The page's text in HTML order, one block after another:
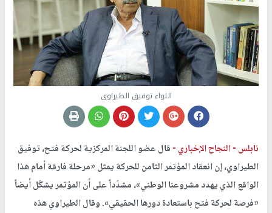
اللواء توفيق الطيراوي
نابلس -النجاح الإخباري -قال عضو اللجنة المركزية لحركة فتح، توفيق
الطيراوي، إن انعقاد المؤتمر الثامن للحركة يمثل «مرحلة فارقة أمام هذا
الواقع الذي يهدد مشروعنا الوطني»، مشدّداً على أن المؤتمر يشكّل أيضاً
«فرصة لحركة فتح باستعادة دورها الحقيقي». وقال الطيراوي هذه